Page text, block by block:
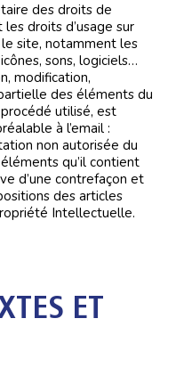
des droits de
droits d’usage sur
site, notamment les
sons, logiciels…
modification,
des éléments du
utilisé, est
à l’email :
non autorisée du
qu’il contient
d’une contrefaçon et
des articles
Intellectuelle.
ET